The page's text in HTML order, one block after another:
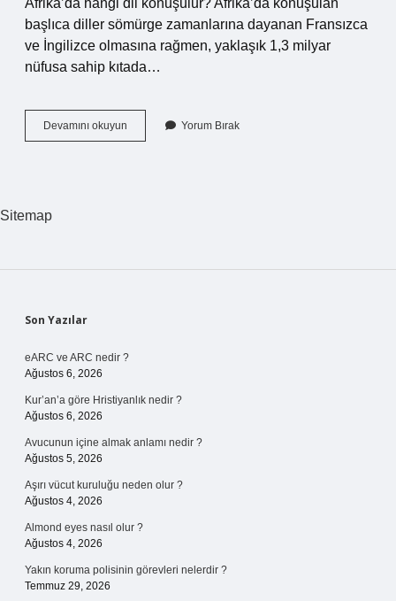
Afrika’da hangi dil konuşulur? Afrika’da konuşulan
başlıca diller sömürge zamanlarına dayanan Fransızca
ve İngilizce olmasına rağmen, yaklaşık 1,3 milyar
nüfusa sahip kıtada…
Devamını okuyun Afrikada
Hangi
Yorum Bırak
Sitemap
Sidebar
Son Yazılar
eARC ve ARC nedir ?
Ağustos 6, 2026
Kur’an’a göre Hristiyanlık nedir ?
Ağustos 6, 2026
Avucunun içine almak anlamı nedir ?
Ağustos 5, 2026
Aşırı vücut kuruluğu neden olur ?
Ağustos 4, 2026
Almond eyes nasıl olur ?
Ağustos 4, 2026
Yakın koruma polisinin görevleri nelerdir ?
Temmuz 29, 2026